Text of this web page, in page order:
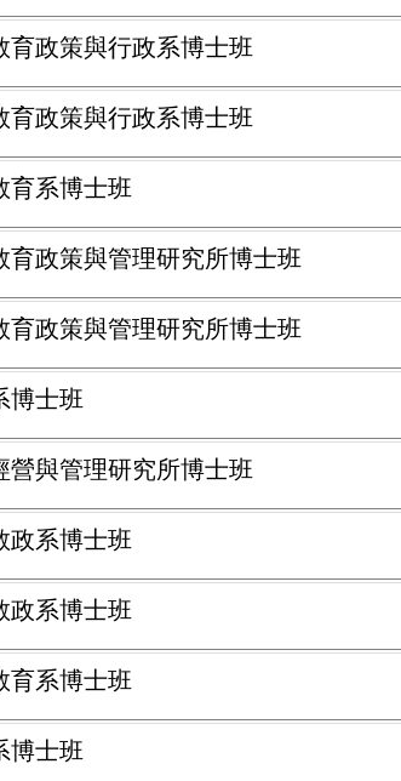
育政策與行政系博士班
育政策與行政系博士班
育系博士班
育政策與管理研究所博士班
育政策與管理研究所博士班
博士班
營與管理研究所博士班
政系博士班
政系博士班
育系博士班
博士班